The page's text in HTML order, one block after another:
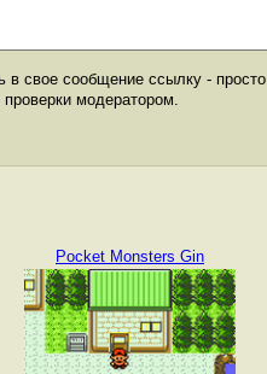
в свое сообщение ссылку - просто
модератором.
Pocket Monsters Gin